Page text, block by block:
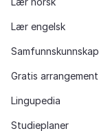
Lær engelsk
Samfunnskunnskap
Gratis arrangement
Lingupedia
Studieplaner